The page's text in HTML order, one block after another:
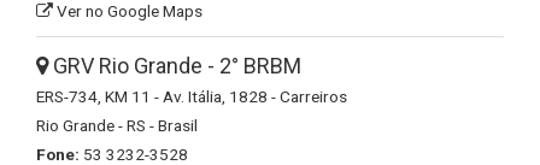
Ver no Google Maps
GRV Rio Grande - 2° BRBM
ERS-734, KM 11 - Av. Itália, 1828 - Carreiros
Rio Grande - RS - Brasil
Fone: 53 3232-3528